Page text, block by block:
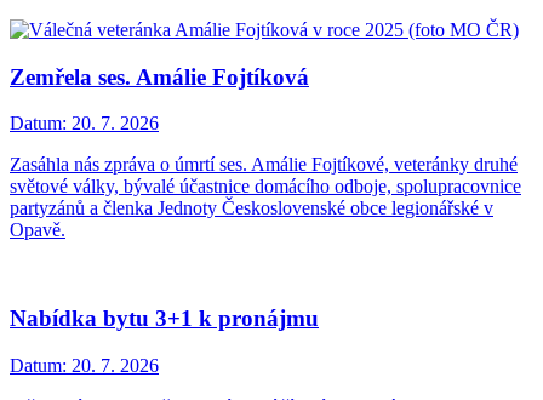
Zemřela ses. Amálie Fojtíková
Datum: 20. 7. 2026
Zasáhla nás zpráva o úmrtí ses. Amálie Fojtíkové, veteránky druhé
světové války, bývalé účastnice domácího odboje, spolupracovnice
partyzánů a členka Jednoty Československé obce legionářské v
Opavě.
Nabídka bytu 3+1 k pronájmu
Datum: 20. 7. 2026